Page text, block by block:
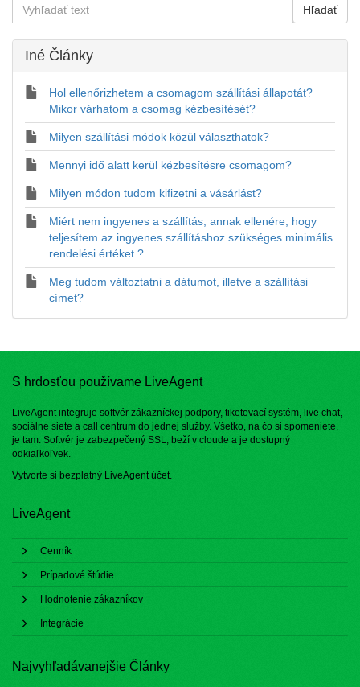
Iné Články
Hol ellenőrizhetem a csomagom szállítási állapotát?
Mikor várhatom a csomag kézbesítését?
Milyen szállítási módok közül választhatok?
Mennyi idő alatt kerül kézbesítésre csomagom?
Milyen módon tudom kifizetni a vásárlást?
Miért nem ingyenes a szállítás, annak ellenére, hogy
teljesítem az ingyenes szállításhoz szükséges minimális
rendelési értéket ?
Meg tudom változtatni a dátumot, illetve a szállítási
címet?
S hrdosťou používame LiveAgent
LiveAgent integruje softvér zákazníckej podpory, tiketovací systém, live chat,
sociálne siete a call centrum do jednej služby. Všetko, na čo si spomeniete,
je tam. Softvér je zabezpečený SSL, beží v cloude a je dostupný
odkiaľkoľvek.
Vytvorte si bezplatný LiveAgent účet.
LiveAgent
Cenník
Prípadové štúdie
Hodnotenie zákazníkov
Integrácie
Najvyhľadávanejšie Články